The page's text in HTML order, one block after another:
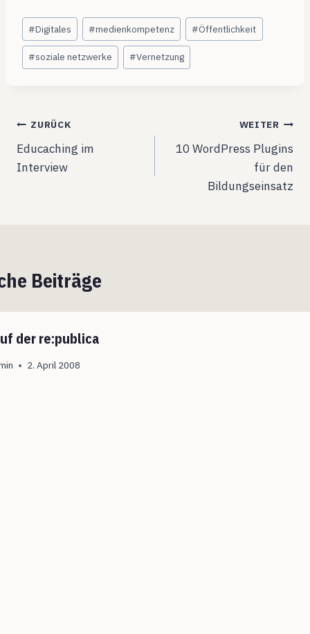
Schlagworte:
#Digitales #medienkompetenz #Öffentlichkeit
#soziale netzwerke #Vernetzung
Beitragsnavigation
ZURÜCK
Educaching im
Interview
WEITER
10 WordPress Plugins
für den
Bildungseinsatz
Beiträge
der re:publica
2. April 2008